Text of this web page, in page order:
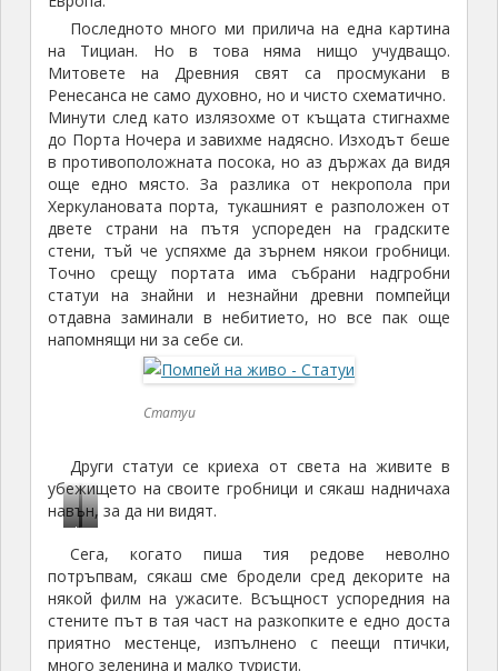
н
р
а
л
о
в
р
и
б
а
в
е
ч
е
н
а
а
Е
в
р
о
п
а
Последното много ми прилича на една картина
на Тициан. Но в това няма нищо учудващо.
Митовете на Древния свят са просмукани в
Ренесанса не само духовно, но и чисто схематично.
Минути след като излязохме от къщата стигнахме
до Порта Ночера и завихме надясно. Изходът беше
в противоположната посока, но аз държах да видя
още едно място. За разлика от некропола при
Херкулановата порта, тукашният е разположен от
двете страни на пътя успореден на градските
стени, тъй че успяхме да зърнем някои гробници.
Точно срещу портата има събрани надгробни
статуи на знайни и незнайни древни помпейци
отдавна заминали в небитието, но все пак още
напомнящи ни за себе си.
Статуи
Други статуи се криеха от света на живите в
убежището на своите гробници и сякаш надничаха
навън, за да ни видят.
Н
я
к
о
и
б
а
д
р
у
г
и
Сега, когато пиша тия редове неволно
потръпвам, сякаш сме бродели сред декорите на
някой филм на ужасите. Всъщност успоредния на
стените път в тая част на разкопките е едно доста
приятно местенце, изпълнено с пеещи птички,
много зеленина и малко туристи.